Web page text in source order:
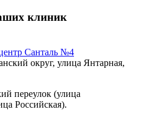
клиник
Санталь №4
округ, улица Янтарная,
переулок (улица
Российская).